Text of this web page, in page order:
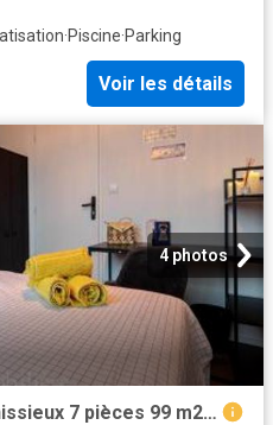
·Piscine·Parking
Voir les détails
4 photos
location appartement venissieux 7 pièces 99 m2 rhone 69200 440 € / mois